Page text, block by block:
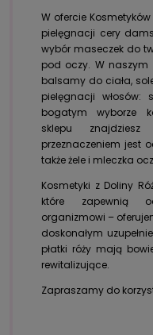
W ofercie
pielęgnacji cery
wybór maseczek do
pod oczy. W naszym
balsamy do ciała,
pielęgnacji włosów:
bogatym wyborze
sklepu znajdziesz
przeznaczeniem jest
także żele i mleczka
Kosmetyki z Doliny
które zapewnią
organizmowi –
doskonałym
płatki róży mają
rewitalizujące.
Zapraszamy do